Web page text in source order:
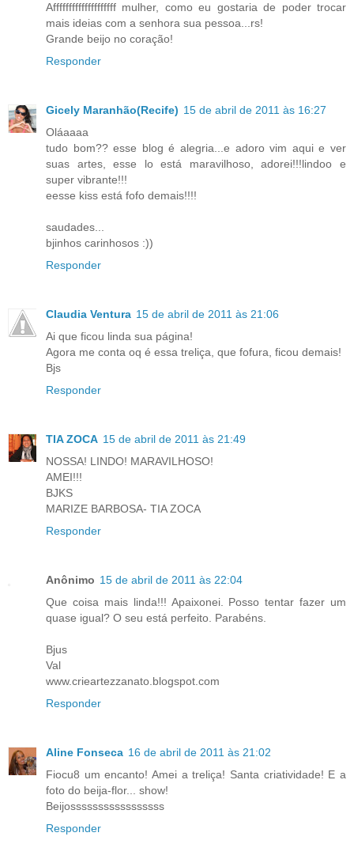
Affffffffffffffffffff mulher, como eu gostaria de poder trocar
mais ideias com a senhora sua pessoa...rs!
Grande beijo no coração!
Responder
Gicely Maranhão(Recife) 15 de abril de 2011 às 16:27
Oláaaaa
tudo bom?? esse blog é alegria...e adoro vim aqui e ver
suas artes, esse lo está maravilhoso, adorei!!!lindoo e
super vibrante!!!
eesse kiss está fofo demais!!!!
saudades...
bjinhos carinhosos :))
Responder
Claudia Ventura 15 de abril de 2011 às 21:06
Ai que ficou linda sua página!
Agora me conta oq é essa treliça, que fofura, ficou demais!
Bjs
Responder
TIA ZOCA 15 de abril de 2011 às 21:49
NOSSA! LINDO! MARAVILHOSO!
AMEI!!!
BJKS
MARIZE BARBOSA- TIA ZOCA
Responder
Anônimo 15 de abril de 2011 às 22:04
Que coisa mais linda!!! Apaixonei. Posso tentar fazer um
quase igual? O seu está perfeito. Parabéns.
Bjus
Val
www.crieartezzanato.blogspot.com
Responder
Aline Fonseca 16 de abril de 2011 às 21:02
Fiocu8 um encanto! Amei a treliça! Santa criatividade! E a
foto do beija-flor... show!
Beijosssssssssssssssss
Responder